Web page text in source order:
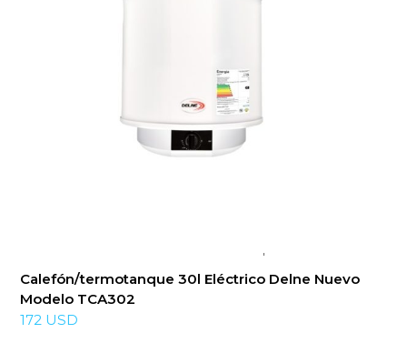
Calefón/termotanque 30l Eléctrico Delne Nuevo
Modelo TCA302
172 USD